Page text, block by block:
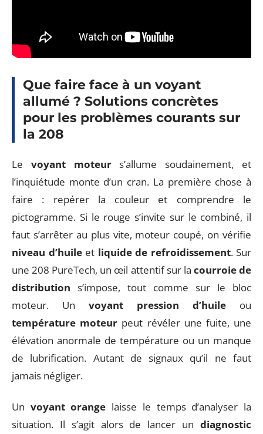
Que faire face à un voyant
allumé ? Solutions concrètes
pour les problèmes courants sur
la 208
Le voyant moteurs’allume soudainement, et
l’inquiétude monte d’un cran. La première chose à
faire : repérer la couleur et comprendre le
pictogramme. Si le rouge s’invite sur le combiné, il
faut s’arrêter au plus vite, moteur coupé, on vérifie
niveau d’huileet liquide de refroidissement. Sur
une 208 PureTech, un œil attentif sur la courroie de
distribution s’impose, tout comme sur le bloc
moteur. Un voyant pression d’huile ou
température moteur peut révéler une fuite, une
élévation anormale de température ou un manque
de lubrification. Autant de signaux qu’il ne faut
jamais négliger.
Un voyant orange laisse le temps d’analyser la
situation. Il s’agit alors de lancer un diagnostic